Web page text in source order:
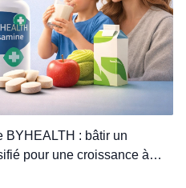
BYHEALTH : bâtir un
pour une croissance à